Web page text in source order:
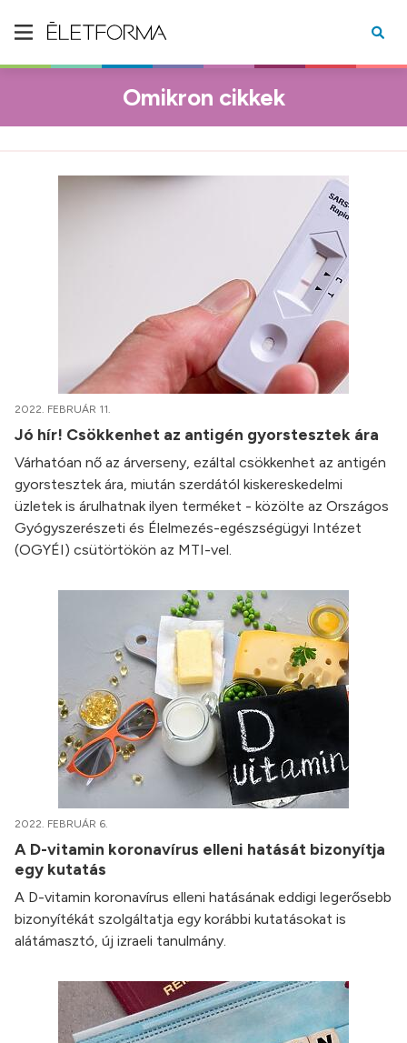
Omikron cikkek
2022. FEBRUÁR 11.
Jó hír! Csökkenhet az antigén gyorstesztek ára
Várhatóan nő az árverseny, ezáltal csökkenhet az antigén
gyorstesztek ára, miután szerdától kiskereskedelmi
üzletek is árulhatnak ilyen terméket - közölte az Országos
Gyógyszerészeti és Élelmezés-egészségügyi Intézet
(OGYÉI) csütörtökön az MTI-vel.
2022. FEBRUÁR 6.
A D-vitamin koronavírus elleni hatását bizonyítja
egy kutatás
A D-vitamin koronavírus elleni hatásának eddigi legerősebb
bizonyítékát szolgáltatja egy korábbi kutatásokat is
alátámasztó, új izraeli tanulmány.